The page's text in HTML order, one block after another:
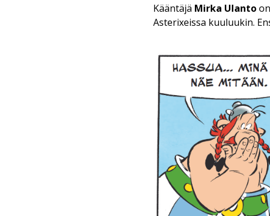
Kääntäjä Mirka Ulanto
Asterixeissa kuuluukin.